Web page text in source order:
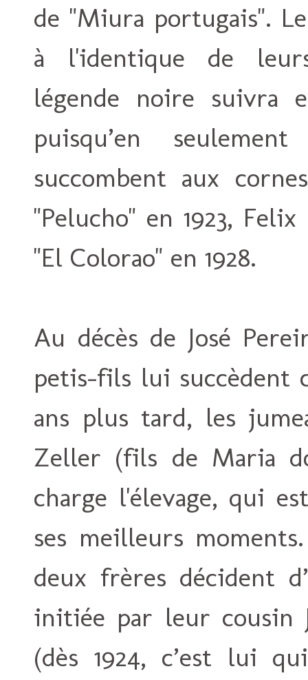
de "Miura portugais".
à l'identique de
légende noire suivra
puisqu’en
succombent aux
"Pelucho" en 1923,
"El Colorao" en 1928.
Au décès de José
petis-fils lui succèdent
ans plus tard, les
Zeller (fils de Maria
charge l'élevage, qui
ses meilleurs
deux frères décident
initiée par leur cousin
(dès 1924, c’est lui